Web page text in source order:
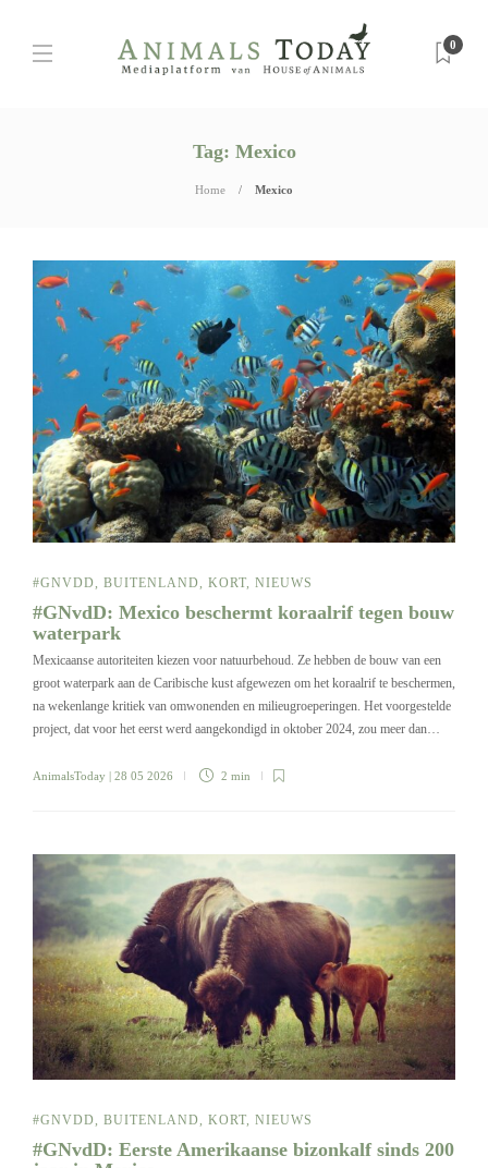
0
Tag: Mexico
Home Mexico
#GNVDD BUITENLAND KORT NIEUWS
#GNvdD: Mexico beschermt koraalrif tegen bouw
waterpark
Mexicaanse autoriteiten kiezen voor natuurbehoud. Ze hebben de bouw van een
groot waterpark aan de Caribische kust afgewezen om het koraalrif te beschermen,
na wekenlange kritiek van omwonenden en milieugroeperingen. Het voorgestelde
project, dat voor het eerst werd aangekondigd in oktober 2024, zou meer dan…
AnimalsToday | 28 05 2026 2 min
#GNVDD, BUITENLAND, KORT, NIEUWS
#GNvdD: Eerste Amerikaanse bizonkalf sinds 200